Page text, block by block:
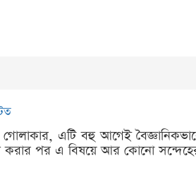
গোলাকার, এটি বহু আগেই
করার পর এ বিষয়ে আর কোনো